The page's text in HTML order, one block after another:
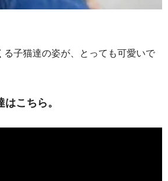
る子猫達の姿が、とっても可愛いで
こちら。